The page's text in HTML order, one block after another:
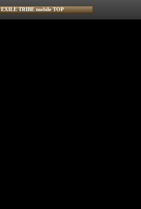
EXILE TRIBE mobile TOP